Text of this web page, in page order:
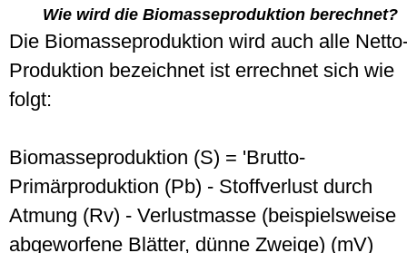
Wie wird die Biomasseproduktion berechnet?
Die Biomasseproduktion wird auch alle
Produktion bezeichnet ist errechnet sich wie
folgt:
Biomasseproduktion (S) = 'Brutto-
Primärproduktion (Pb) - Stoffverlust durch
Atmung (Rv) - Verlustmasse (beispielsweise
abgeworfene Blätter, dünne Zweige) (mV)